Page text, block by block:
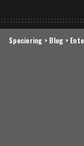
Speciering > Blog >